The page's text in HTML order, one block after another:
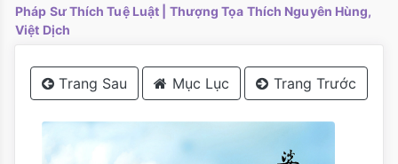
Pháp Sư Thích Tuệ Luật
| Thượng Tọa Thích Nguyên Hùng,
Việt Dịch
Trang Sau Mục Lục Trang Trước